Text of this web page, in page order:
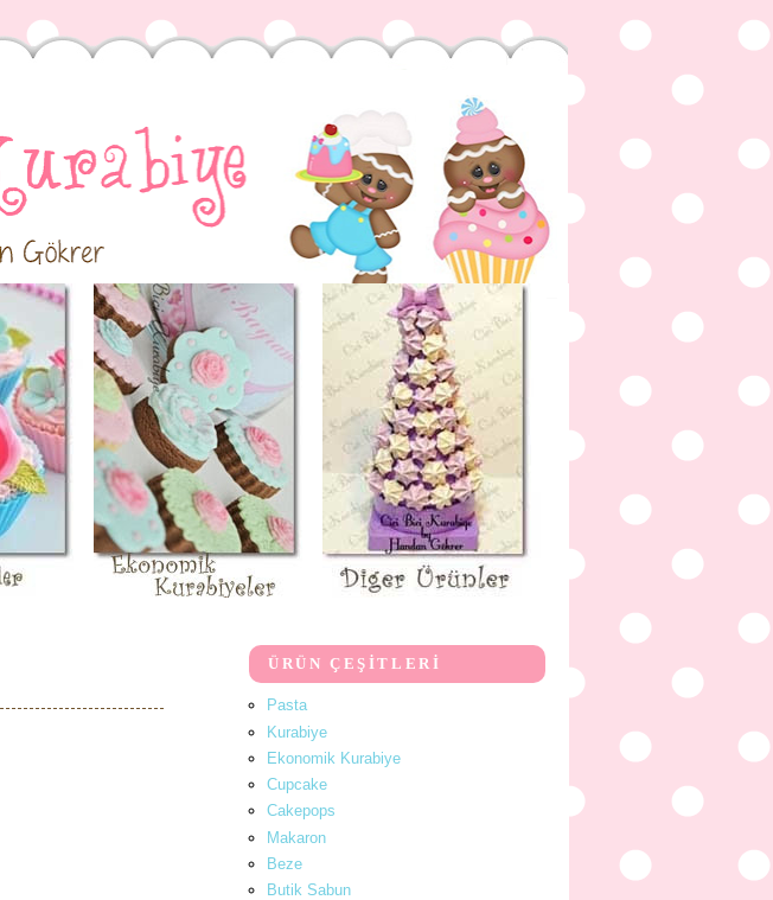
ÜRÜN ÇEŞİTLERİ
Pasta
Kurabiye
Ekonomik Kurabiye
Cupcake
Cakepops
Makaron
Beze
Butik Sabun